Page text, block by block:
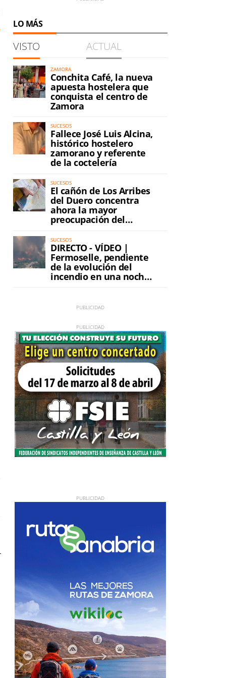
LO MÁS
VISTO ACTUAL
ZAMORA
Conchita Café, la nueva
apuesta hostelera que
conquista el centro de
Zamora
SUCESOS
Fallece José Luis Alcina,
histórico hostelero
zamorano y referente
de la coctelería
SUCESOS
El cañón de Los Arribes
del Duero concentra
ahora la mayor
preocupación del
incendio
SUCESOS
DIRECTO - VÍDEO |
Fermoselle, pendiente
de la evolución del
incendio en una noche